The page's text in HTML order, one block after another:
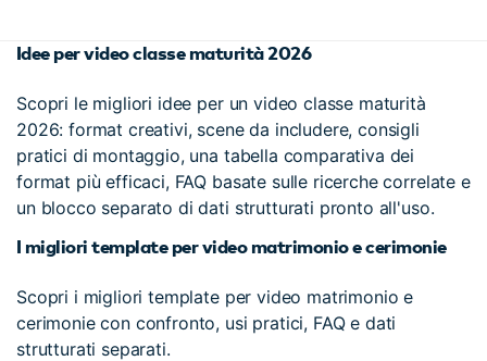
Idee per video classe maturità 2026
Scopri le migliori idee per un video classe maturità
2026: format creativi, scene da includere, consigli
pratici di montaggio, una tabella comparativa dei
format più efficaci, FAQ basate sulle ricerche correlate e
un blocco separato di dati strutturati pronto all'uso.
I migliori template per video matrimonio e cerimonie
Scopri i migliori template per video matrimonio e
cerimonie con confronto, usi pratici, FAQ e dati
strutturati separati.